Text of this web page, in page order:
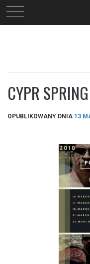
CYPR
OPUBLIKOWANY DNIA 13